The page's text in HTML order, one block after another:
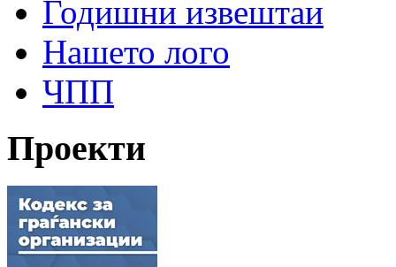
Годишни извештаи
Нашето лого
ЧПП
Проекти